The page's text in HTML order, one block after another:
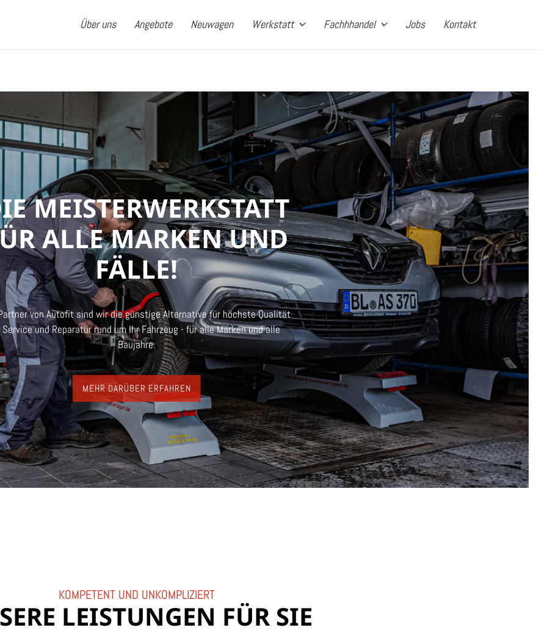
Über uns Angebote Neuwagen Werkstatt Fachhhandel Jobs Kontakt
MEISTERWERKSTATT
ALLE MARKEN UND
FÄLLE!
von Autofit sind wir die günstige Alternative für höchste Qualität
Service und Reparatur rund um Ihr Fahrzeug - für alle Marken und alle
Baujahre.
MEHR DARÜBER ERFAHREN
KOMPETENT UND UNKOMPLIZIERT
LEISTUNGEN FÜR SIE